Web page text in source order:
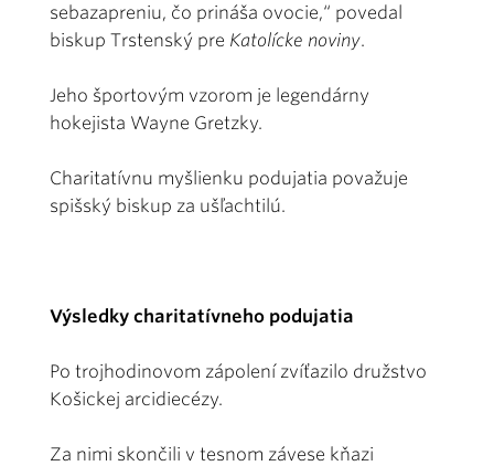
sebazapreniu, čo prináša ovocie,“ povedal
biskup Trstenský pre Katolícke noviny.
Jeho športovým vzorom je legendárny
hokejista Wayne Gretzky.
Charitatívnu myšlienku podujatia považuje
spišský biskup za ušľachtilú.
Výsledky charitatívneho podujatia
Po trojhodinovom zápolení zvíťazilo družstvo
Košickej arcidiecézy.
Za nimi skončili v tesnom závese kňazi